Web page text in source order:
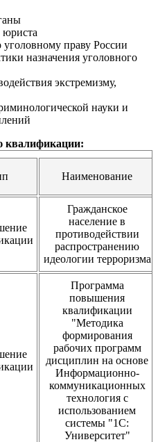
юриста
уголовному праву России
назначения уголовного
экстремизму,
науки и
Наименование
Гражданское
население в
противодействии
распространению
идеологии терроризма
Программа
повышения
квалификации
"Методика
формирования
рабочих программ
дисциплин на основе
Информационно-
коммуникационных
технология с
использованием
системы "1С:
Университет"